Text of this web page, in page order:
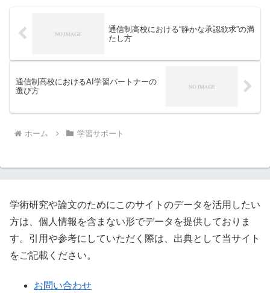
通信制高校における“静かな承認欲求”の満
たし方
通信制高校におけるAI学習パートナーの
選び方
ホーム 学習サポート
学術研究や論文のためにこのサイトのデータを活用したい
方は、個人情報を含まない形でデータを提供しておりま
す。引用や参考にしていただく際は、出典として当サイト
をご記載ください。
お問い合わせ